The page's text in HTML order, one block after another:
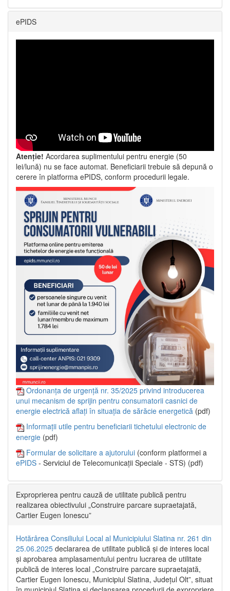
ePIDS
Atenție! Acordarea suplimentului pentru energie (50
lei/lună) nu se face automat. Beneficiarii trebuie să depună o
cerere în platforma ePIDS, conform procedurii legale.
Ordonanța de urgență nr. 35/2025 privind introducerea
unui mecanism de sprijin pentru consumatorii casnici de
energie electrică aflați în situația de sărăcie energetică (pdf)
Informații utile pentru beneficiarii tichetului electronic de
energie (pdf)
Formular de solicitare a ajutorului (conform platformei a
ePIDS - Serviciul de Telecomunicații Speciale - STS) (pdf)
Exproprierea pentru cauză de utilitate publică pentru
realizarea obiectivului „Construire parcare supraetajată,
Cartier Eugen Ionescu”
Hotărârea Consiliului Local al Municipiului Slatina nr. 261 din
25.06.2025 declararea de utilitate publică și de interes local
și aprobarea amplasamentului pentru lucrarea de utilitate
publică de interes local „Construire parcare supraetajată,
Cartier Eugen Ionescu, Municipiul Slatina, Județul Olt”, situat